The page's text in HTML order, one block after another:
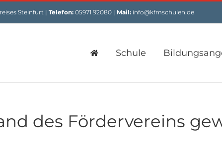
Steinfurt | Telefon: 05971 92080 | Mail: info@kfmschulen.de
Schule
des Fördervereins